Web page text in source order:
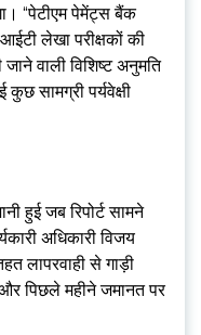
“पेटीएम पेमेंट्स बैंक
आईटी लेखा परीक्षकों की
जाने वाली विशिष्ट अनुमति
सामग्री पर्यवेक्षी
हुई जब रिपोर्ट सामने
अधिकारी विजय
लापरवाही से गाड़ी
पिछले महीने जमानत पर